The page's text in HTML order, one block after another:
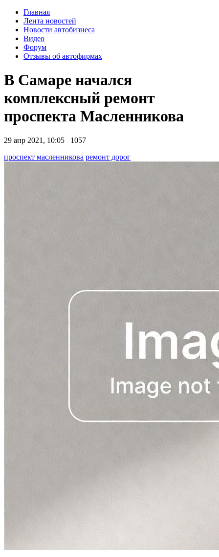
Главная
Лента новостей
Новости автобизнеса
Видео
Форум
Отзывы об автофирмах
В Самаре начался
комплексный ремонт
проспекта Масленникова
29 апр 2021, 10:05
1057
проспект масленникова ремонт дорог